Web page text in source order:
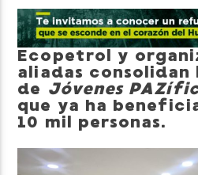
Ecopetrol y
aliadas
de Jóvenes
que ya ha
10 mil personas.